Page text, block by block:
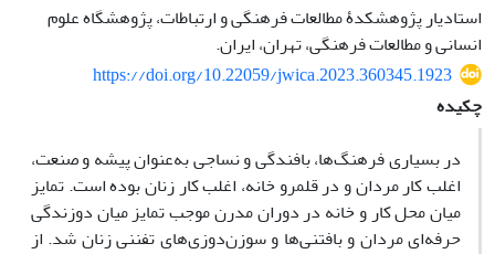
استادیار پژوهشکدۀ مطالعات فرهنگی و ارتباطات، پژوهشگاه علوم
انسانی و مطالعات فرهنگی، تهران، ایران.
https://doi.org/10.22059/jwica.2023.360345.1923
چکیده
در بسیاری فرهنگ‌ها، بافندگی و نساجی به‌عنوان پیشه و صنعت،
اغلب کار مردان و در قلمرو خانه، اغلب کار زنان بوده است. تمایز
میان محل کار و خانه در دوران مدرن موجب تمایز میان دوزندگی
حرفه‌ای مردان و بافتنی‌ها و سوزن‌دوزی‌های تفننی زنان شد. از